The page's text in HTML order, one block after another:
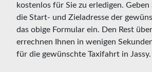
kostenlos für Sie zu erledigen.
die Start- und Zieladresse der
das obige Formular ein. Den Rest
errechnen Ihnen in wenigen
für die gewünschte Taxifahrt in Jassy.